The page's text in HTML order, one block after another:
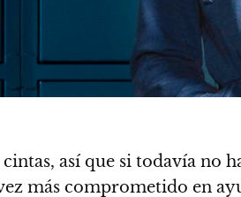
así que si todavía no
más comprometido en